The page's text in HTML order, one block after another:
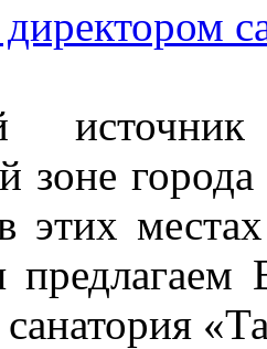
зоне
этих
санатория